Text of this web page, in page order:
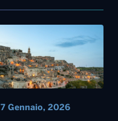
7 Gennaio, 2026